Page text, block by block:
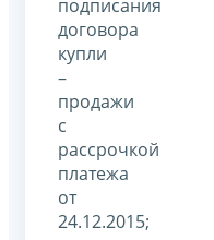
подписания
договора
купли
–
продажи
с
рассрочкой
платежа
от
24.12.2015;